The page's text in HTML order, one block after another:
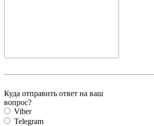
Куда отправить ответ на ваш
вопрос?
Viber
Telegram